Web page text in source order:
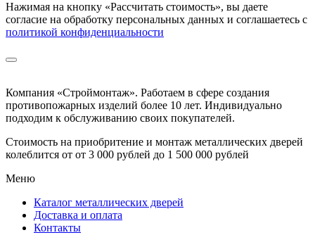
Нажимая на кнопку «Рассчитать стоимость», вы даете
согласие на обработку персональных данных и соглашаетесь с
политикой конфиденциальности
Компания «Строймонтаж». Работаем в сфере создания
противопожарных изделий более 10 лет. Индивидуально
подходим к обслуживанию своих покупателей.
Стоимость на приобритение и монтаж металлических дверей
колеблится от от 3 000 рублей до 1 500 000 рублей
Меню
Каталог металлических дверей
Доставка и оплата
Контакты